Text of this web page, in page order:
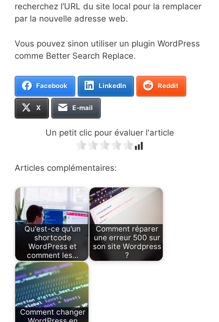
recherchez l’URL du site local pour la remplacer
par la nouvelle adresse web.
Vous pouvez sinon utiliser un plugin WordPress
comme Better Search Replace.
Facebook LinkedIn Reddit
X E-mail
Un petit clic pour évaluer l'article
Articles complémentaires:
Qu'est-ce qu'un
shortcode
WordPress et
comment les…
Comment réparer
une erreur 500 sur
son site Wordpress
?
Comment changer